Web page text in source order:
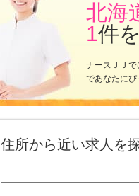
北海
1件
ナースＪＪ
であなたに
住所から近い求人を